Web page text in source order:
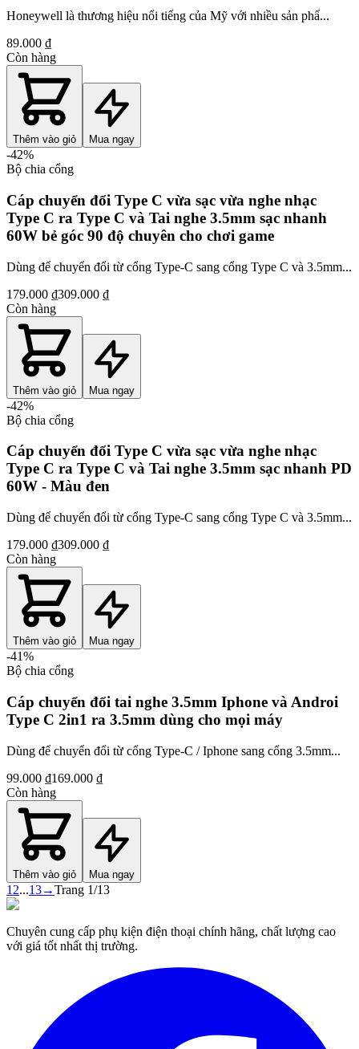
Honeywell là thương hiệu nổi tiếng của Mỹ với nhiều sản phẩ...
89.000 ₫
Còn hàng
Thêm vào giỏ Mua ngay
-42%
Bộ chia cổng
Cáp chuyển đổi Type C vừa sạc vừa nghe nhạc
Type C ra Type C và Tai nghe 3.5mm sạc nhanh
60W bẻ góc 90 độ chuyên cho chơi game
Dùng để chuyển đổi từ cổng Type-C sang cổng Type C và 3.5mm...
179.000 ₫309.000 ₫
Còn hàng
Thêm vào giỏ Mua ngay
-42%
Bộ chia cổng
Cáp chuyển đổi Type C vừa sạc vừa nghe nhạc
Type C ra Type C và Tai nghe 3.5mm sạc nhanh PD
60W - Màu đen
Dùng để chuyển đổi từ cổng Type-C sang cổng Type C và 3.5mm...
179.000 ₫309.000 ₫
Còn hàng
Thêm vào giỏ Mua ngay
-41%
Bộ chia cổng
Cáp chuyển đổi tai nghe 3.5mm Iphone và Androi
Type C 2in1 ra 3.5mm dùng cho mọi máy
Dùng để chuyển đổi từ cổng Type-C / Iphone sang cổng 3.5mm...
99.000 ₫169.000 ₫
Còn hàng
Thêm vào giỏ Mua ngay
1 2...13→Trang 1/13
Chuyên cung cấp phụ kiện điện thoại chính hãng, chất lượng cao
với giá tốt nhất thị trường.